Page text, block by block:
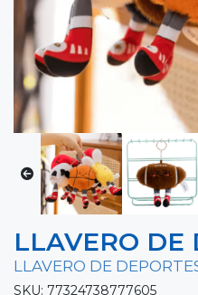
LLAVERO DE
LLAVERO DE
SKU: 77324738777605